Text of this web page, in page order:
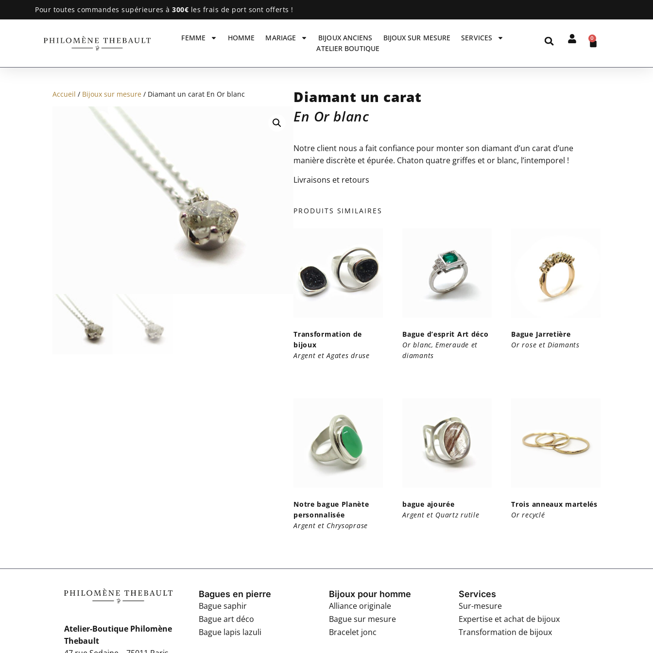
Pour toutes commandes supérieures à 300€ les frais de port sont offerts !
FEMME HOMME MARIAGE BIJOUX ANCIENS BIJOUX SUR MESURE
SERVICES
ATELIER BOUTIQUE
0
Accueil / Bijoux sur mesure/ Diamant un carat En Or blanc
Diamant un carat
En Or blanc
Notre client nous a fait confiance pour monter son diamant d’un carat d’une
manière discrète et épurée. Chaton quatre griffes et or blanc, l’intemporel !
Livraisons et retours
PRODUITS SIMILAIRES
Transformation de
bijoux
Argent et Agates druse
Bague d’esprit Art déco
Or blanc, Emeraude et
diamants
Bague Jarretière
Or rose et Diamants
Notre bague Planète
personnalisée
Argent et Chrysoprase
bague ajourée
Argent et Quartz rutile
Trois anneaux martelés
Or recyclé
Atelier-Boutique Philomène
Thebault
Bagues en pierre
Bague saphir
Bague art déco
Bague lapis lazuli
Bijoux pour homme
Alliance originale
Bague sur mesure
Bracelet jonc
Services
Sur-mesure
Expertise et achat de bijoux
Transformation de bijoux